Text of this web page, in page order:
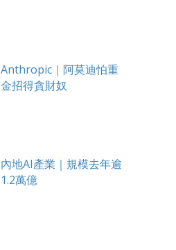
Anthropic｜阿莫迪怕重
金招得貪財奴
內地AI產業｜規模去年逾
1.2萬億